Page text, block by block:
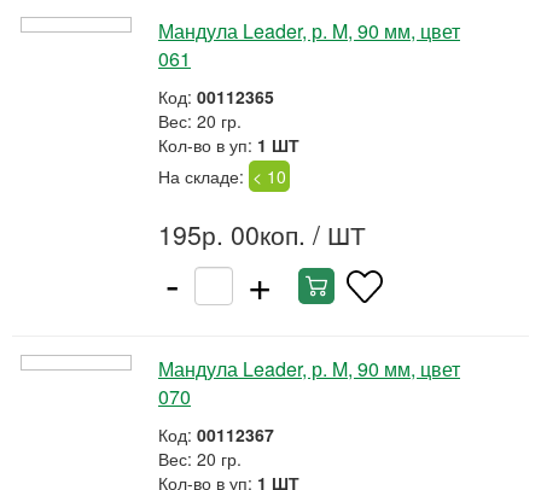
Мандула Leader, р. M, 90 мм, цвет
061
Код: 00112365
Вес: 20 гр.
Кол-во в уп: 1 ШТ
На складе: < 10
195р. 00коп. / ШТ
- +
Мандула Leader, р. M, 90 мм, цвет
070
Код: 00112367
Вес: 20 гр.
Кол-во в уп: 1 ШТ